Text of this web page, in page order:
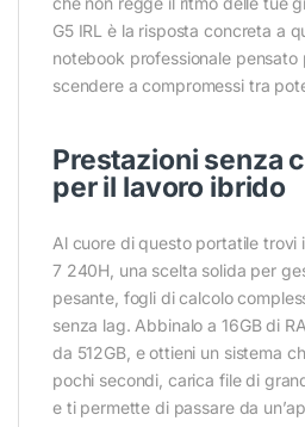
G5 IRL è la risposta concreta a
notebook professionale pensato
scendere a compromessi tra
Prestazioni senza
per il lavoro ibrido
Al cuore di questo portatile trovi
7 240H, una scelta solida per
pesante, fogli di calcolo
senza lag. Abbinalo a 16GB di
da 512GB, e ottieni un sistema
pochi secondi, carica file di
e ti permette di passare da